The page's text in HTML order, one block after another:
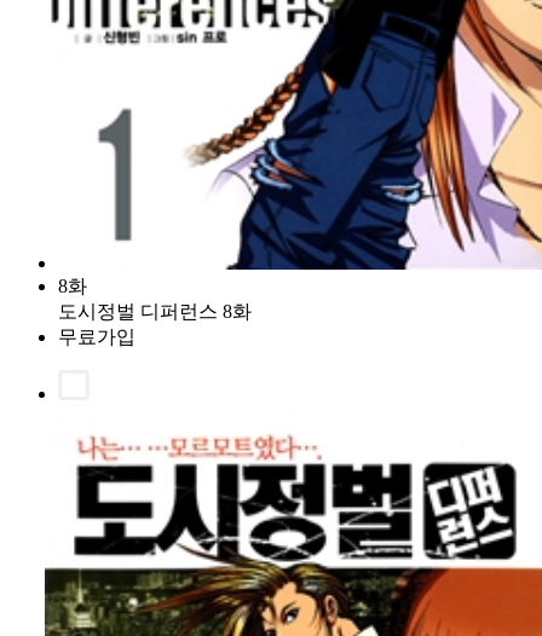
8화
도시정벌 디퍼런스 8화
무료가입